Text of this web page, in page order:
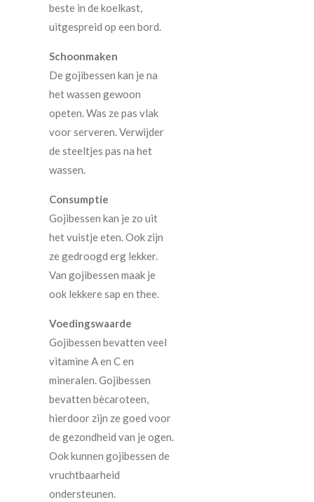
beste in de koelkast,
uitgespreid op een bord.
Schoonmaken
De gojibessen kan je na
het wassen gewoon
opeten. Was ze pas vlak
voor serveren. Verwijder
de steeltjes pas na het
wassen.
Consumptie
Gojibessen kan je zo uit
het vuistje eten. Ook zijn
ze gedroogd erg lekker.
Van gojibessen maak je
ook lekkere sap en thee.
Voedingswaarde
Gojibessen bevatten veel
vitamine A en C en
mineralen. Gojibessen
bevatten bècaroteen,
hierdoor zijn ze goed voor
de gezondheid van je ogen.
Ook kunnen gojibessen de
vruchtbaarheid
ondersteunen.